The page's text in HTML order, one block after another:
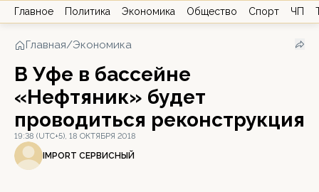
Главное Политика Экономика Общество Спорт ЧП
Главная/Экономика
В Уфе в бассейне
«Нефтяник» будет
проводиться реконструкция
19:38 (UTC+5), 18 ОКТЯБРЯ 2018
IMPORT СЕРВИСНЫЙ